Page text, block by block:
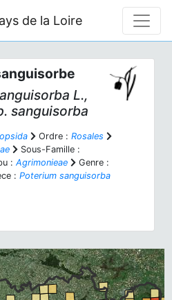
de la Loire
L.,
sanguisorba
Ordre : Rosales
Sous-Famille :
: Agrimonieae
Genre :
: Poterium sanguisorba